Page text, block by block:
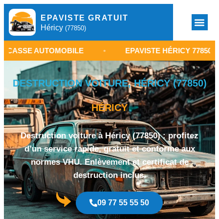
EPAVISTE GRATUIT
Héricy (77850)
• EPAVISTE HÉRICY 77850 •
DESTRUCTION VOITURE, HÉRICY (77850)
HÉRICY
Destruction voiture à Héricy (77850) : profitez
d’un service rapide, gratuit et conforme aux
normes VHU. Enlèvement et certificat de
destruction inclus.
09 77 55 55 50